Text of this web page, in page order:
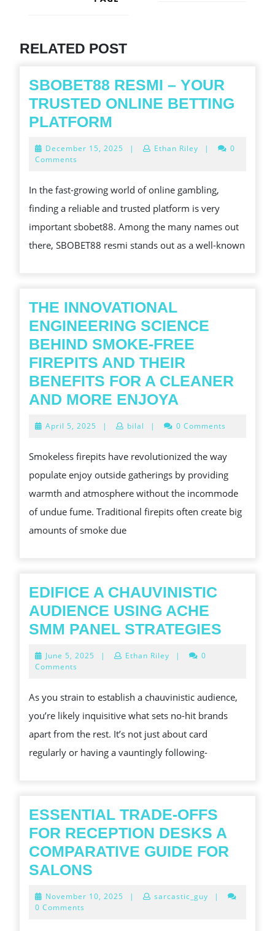
RELATED POST
SBOBET88 RESMI – YOUR
TRUSTED ONLINE BETTING
PLATFORM
TRUSTED
ONLINE
BETTING
PLATFORM
December 15, 2025 December
| Ethan Riley |
0
Comments
In the fast-growing world of online gambling,
finding a reliable and trusted platform is very
important sbobet88. Among the many names out
there, SBOBET88 resmi stands out as a well-known
THE INNOVATIONAL
ENGINEERING SCIENCE
BEHIND SMOKE-FREE
FIREPITS AND THEIR
BENEFITS FOR A CLEANER
AND MORE ENJOYA
SCIENCE
BEHIND
SMOKE-
FREE
BENEFITS
FOR
A
CLEANER
AND
ENJOYA
April 5, 2025 April
| bilal | 0 Comments
Smokeless firepits have revolutionized the way
populate enjoy outside gatherings by providing
warmth and atmosphere without the incommode
of undue fume. Traditional firepits often create big
amounts of smoke due
EDIFICE A CHAUVINISTIC
AUDIENCE USING ACHE
SMM PANEL STRATEGIES
USING
ACHE
June 5, 2025 June
| Ethan Riley |
0
Comments
As you strain to establish a chauvinistic audience,
you’re likely inquisitive what sets no-hit brands
apart from the rest. It’s not just about card
regularly or having a vauntingly following-
ESSENTIAL TRADE-OFFS
FOR RECEPTION DESKS A
COMPARATIVE GUIDE FOR
SALONS
OFFS
November 10, 2025 November
| sarcastic_guy
|
0 Comments